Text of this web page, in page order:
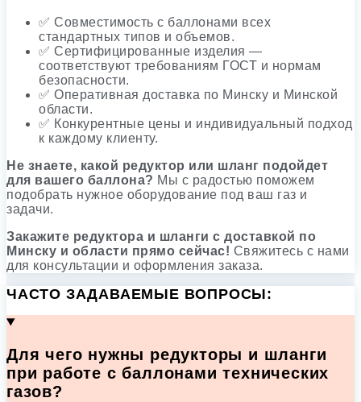
✅ Совместимость с баллонами всех
стандартных типов и объемов.
✅ Сертифицированные изделия —
соответствуют требованиям ГОСТ и нормам
безопасности.
✅ Оперативная доставка по Минску и Минской
области.
✅ Конкурентные цены и индивидуальный подход
к каждому клиенту.
Не знаете, какой редуктор или шланг подойдет
для вашего баллона? Мы с радостью поможем
подобрать нужное оборудование под ваш газ и
задачи.
Закажите редуктора и шланги с доставкой по
Минску и области прямо сейчас! Свяжитесь с нами
для консультации и оформления заказа.
ЧАСТО ЗАДАВАЕМЫЕ ВОПРОСЫ:
Для чего нужны редукторы и шланги
при работе с баллонами технических
газов?